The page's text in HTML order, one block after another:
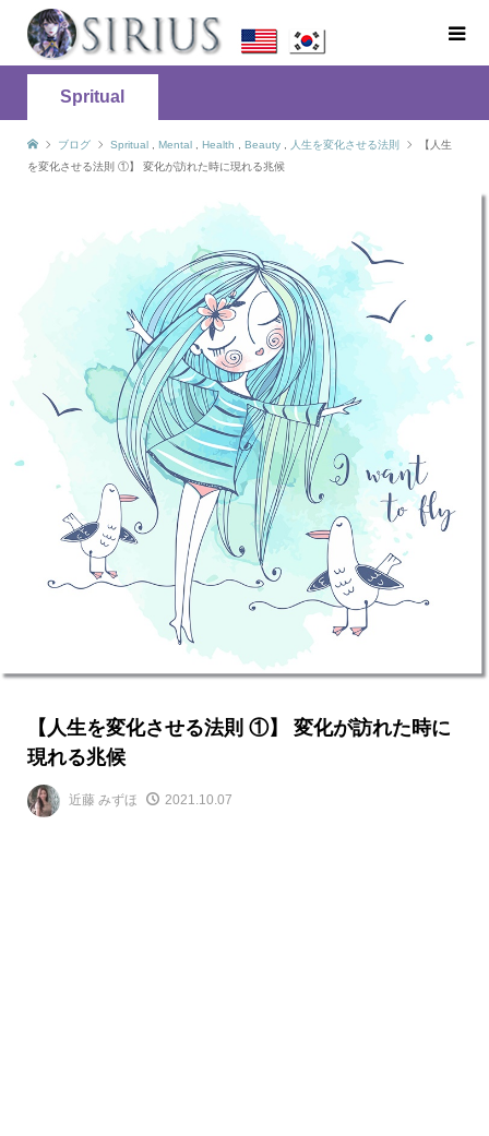
Spritual
ブログ Spritual Mental Health Beauty 人生を変化させる法則
【人生
を変化させる法則 ①】 変化が訪れた時に現れる兆候
【人生を変化させる法則 ①】 変化が訪れた時に
現れる兆候
近藤 みずほ 2021.10.07